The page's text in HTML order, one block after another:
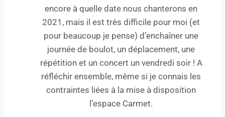
encore à quelle date nous chanterons en
2021, mais il est très difficile pour moi (et
pour beaucoup je pense) d’enchaîner une
journée de boulot, un déplacement, une
répétition et un concert un vendredi soir ! A
réfléchir ensemble, même si je connais les
contraintes liées à la mise à disposition
l’espace Carmet.